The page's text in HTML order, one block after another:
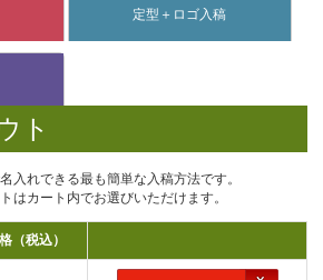
ト
入れできる最も簡単な入稿方法です。
はカート内でお選びいただけます。
（税込）